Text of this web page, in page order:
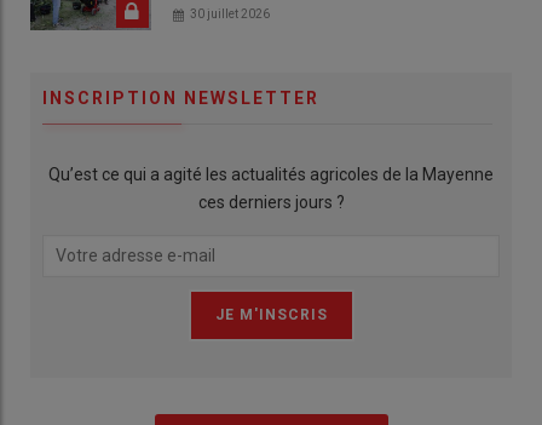
30 juillet 2026
INSCRIPTION NEWSLETTER
Qu’est ce qui a agité les actualités agricoles de la Mayenne
ces derniers jours ?